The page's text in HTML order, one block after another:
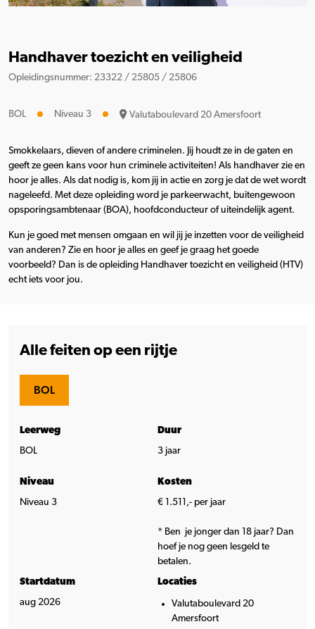
Handhaver toezicht en veiligheid
Opleidingsnummer: 23322 / 25805 / 25806
BOL Niveau 3 Valutaboulevard 20 Amersfoort
Smokkelaars, dieven of andere criminelen. Jij houdt ze in de gaten en
geeft ze geen kans voor hun criminele activiteiten! Als handhaver zie en
hoor je alles. Als dat nodig is, kom jij in actie en zorg je dat de wet wordt
nageleefd. Met deze opleiding word je parkeerwacht, buitengewoon
opsporingsambtenaar (BOA), hoofdconducteur of uiteindelijk agent.
Kun je goed met mensen omgaan en wil jij je inzetten voor de veiligheid
van anderen? Zie en hoor je alles en geef je graag het goede
voorbeeld? Dan is de opleiding Handhaver toezicht en veiligheid (HTV)
echt iets voor jou.
Alle feiten op een rijtje
BOL
Leerweg
BOL
Duur
3 jaar
Niveau
Niveau 3
Kosten
€ 1.511,- per jaar
* Ben je jonger dan 18 jaar? Dan
hoef je nog geen lesgeld te
betalen.
Startdatum
aug 2026
Locaties
Valutaboulevard 20
Amersfoort